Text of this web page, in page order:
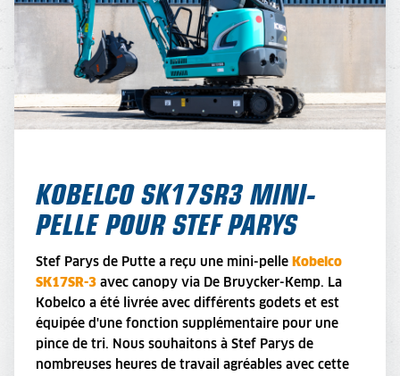
KOBELCO SK17SR3 MINI-
PELLE POUR STEF PARYS
Stef Parys de Putte a reçu une mini-pelle Kobelco
SK17SR-3 avec canopy via De Bruycker-Kemp. La
Kobelco a été livrée avec différents godets et est
équipée d'une fonction supplémentaire pour une
pince de tri. Nous souhaitons à Stef Parys de
nombreuses heures de travail agréables avec cette